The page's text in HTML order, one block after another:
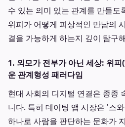
수 있는 의미 있는 관계를 만들도
위피가 어떻게 피상적인 만남의
결을 가능하게 하는지 깊이 탐구
1. 외모가 전부가 아닌 세상: 위
운 관계형성 패러다임
현대 사회의 디지털 연결은 종종
니다. 특히 데이팅 앱 시장은 '스
하나로 사람을 판단하는 문화가